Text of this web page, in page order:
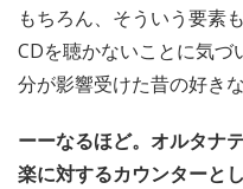
もちろん、そういう要素
CDを聴かないことに気づ
分が影響受けた昔の好き
ーーなるほど。オルタナ
楽に対するカウンターと